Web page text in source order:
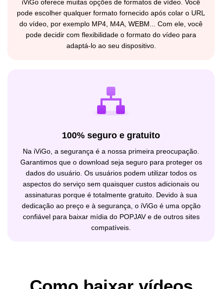
iViGo oferece muitas opções de formatos de vídeo. Você
pode escolher qualquer formato fornecido após colar o URL
do vídeo, por exemplo MP4, M4A, WEBM... Com ele, você
pode decidir com flexibilidade o formato do vídeo para
adaptá-lo ao seu dispositivo.
100% seguro e gratuito
Na iViGo, a segurança é a nossa primeira preocupação.
Garantimos que o download seja seguro para proteger os
dados do usuário. Os usuários podem utilizar todos os
aspectos do serviço sem quaisquer custos adicionais ou
assinaturas porque é totalmente gratuito. Devido à sua
dedicação ao preço e à segurança, o iViGo é uma opção
confiável para baixar mídia do POPJAV e de outros sites
compatíveis.